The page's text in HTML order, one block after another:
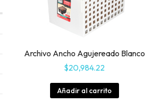
Archivo Ancho Agujereado Blanco
$20,984.22
Añadir al carrito